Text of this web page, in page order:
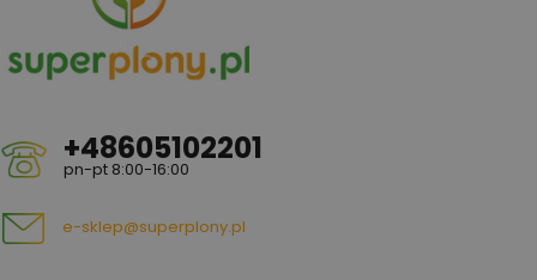
+48605102201
pn-pt 8:00-16:00
e-sklep@superplony.pl